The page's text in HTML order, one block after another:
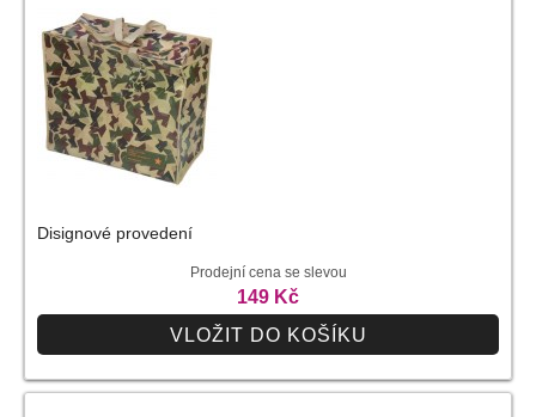
Disignové provedení
Prodejní cena se slevou
149 Kč
VLOŽIT DO KOŠÍKU